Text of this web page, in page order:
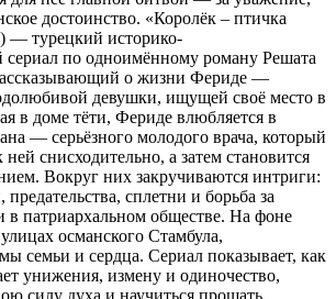
достоинство. «Королёк – птичка
— турецкий историко-
сериал по одноимённому роману Решата
о жизни Фериде —
девушки, ищущей своё место в
в доме тёти, Фериде влюбляется в
— серьёзного молодого врача, который
ней снисходительно, а затем становится
Вокруг них закручиваются интриги:
сплетни и борьба за
в патриархальном обществе. На фоне
османского Стамбула,
семьи и сердца. Сериал показывает, как
унижения, измену и одиночество,